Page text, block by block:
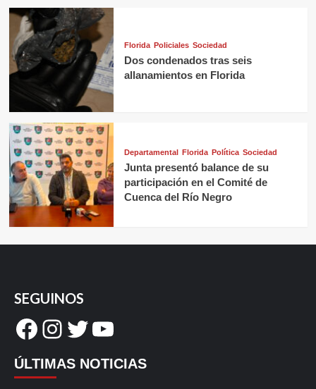
Florida Policiales Sociedad
Dos condenados tras seis
allanamientos en Florida
Departamental Florida Política Sociedad
Junta presentó balance de su
participación en el Comité de
Cuenca del Río Negro
SEGUINOS
Facebook
Instagram
Twitter
YouTube
ÚLTIMAS NOTICIAS